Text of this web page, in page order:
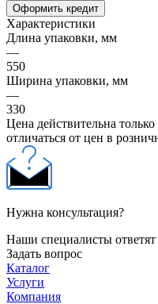
Оформить кредит
Характеристики
Длина упаковки, мм
—
550
Ширина упаковки, мм
—
330
Цена действительна
отличаться от цен в
Нужна консультация?
Наши специалисты
Задать вопрос
Каталог
Услуги
Компания